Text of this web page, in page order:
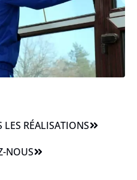
LES RÉALISATIONS
NOUS